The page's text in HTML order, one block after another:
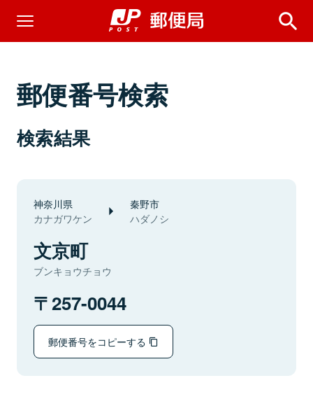
郵便番号検索
検索結果
神奈川県
カナガワケン
秦野市
ハダノシ
文京町
ブンキョウチョウ
257-0044
郵便番号をコピーする